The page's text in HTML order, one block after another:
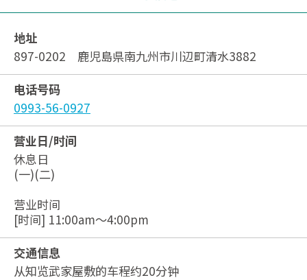
地址
897-0202 鹿児島県南九州市川辺町清水3882
电话号码
0993-56-0927
营业日/时间
休息日
(一)(二)
营业时间
[时间] 11:00am～4:00pm
交通信息
从知览武家屋敷的车程约20分钟